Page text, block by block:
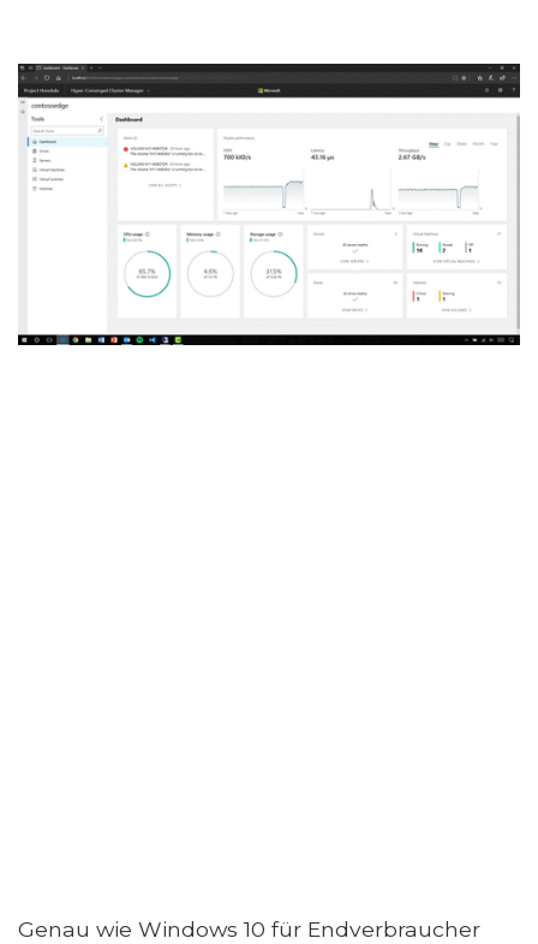
Genau wie Windows 10 für Endverbraucher